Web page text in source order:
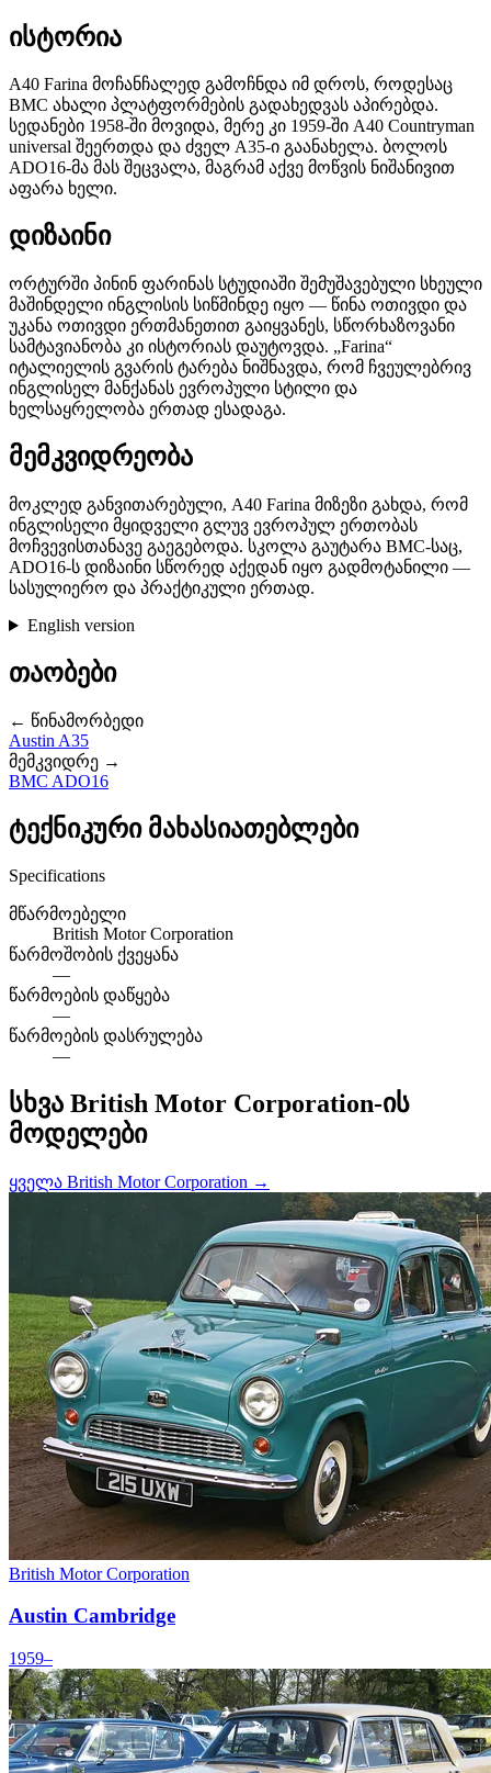
ისტორია
A40 Farina მოჩანჩალედ გამოჩნდა იმ დროს, როდესაც
BMC ახალი პლატფორმების გადახედვას აპირებდა.
სედანები 1958-ში მოვიდა, მერე კი 1959-ში A40 Countryman
universal შეერთდა და ძველ A35-ი გაანახელა. ბოლოს
ADO16-მა მას შეცვალა, მაგრამ აქვე მოწვის ნიშანივით
აფარა ხელი.
დიზაინი
ორტურში პინინ ფარინას სტუდიაში შემუშავებული სხეული
მაშინდელი ინგლისის სიწმინდე იყო — წინა ოთივდი და
უკანა ოთივდი ერთმანეთით გაიყვანეს, სწორხაზოვანი
სამტავიანობა კი ისტორიას დაუტოვდა. „Farina“
იტალიელის გვარის ტარება ნიშნავდა, რომ ჩვეულებრივ
ინგლისელ მანქანას ევროპული სტილი და
ხელსაყრელობა ერთად ესადაგა.
მემკვიდრეობა
მოკლედ განვითარებული, A40 Farina მიზეზი გახდა, რომ
ინგლისელი მყიდველი გლუვ ევროპულ ერთობას
მოჩვევისთანავე გაეგებოდა. სკოლა გაუტარა BMC-საც,
ADO16-ს დიზაინი სწორედ აქედან იყო გადმოტანილი —
სასულიერო და პრაქტიკული ერთად.
English version
თაობები
← წინამორბედი
Austin A35
მემკვიდრე →
BMC ADO16
ტექნიკური მახასიათებლები
Specifications
მწარმოებელი
British Motor Corporation
წარმოშობის ქვეყანა
—
წარმოების დაწყება
—
წარმოების დასრულება
—
სხვა British Motor Corporation-ის
მოდელები
ყველა British Motor Corporation →
British Motor Corporation
Austin Cambridge
1959–